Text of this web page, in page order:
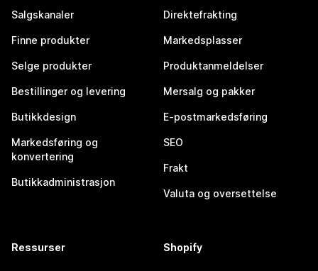
Salgskanaler
Finne produkter
Selge produkter
Bestillinger og levering
Butikkdesign
Markedsføring og
konvertering
Butikkadministrasjon
Direktefrakting
Markedsplasser
Produktanmeldelser
Mersalg og pakker
E-postmarkedsføring
SEO
Frakt
Valuta og oversettelse
Ressurser Shopify